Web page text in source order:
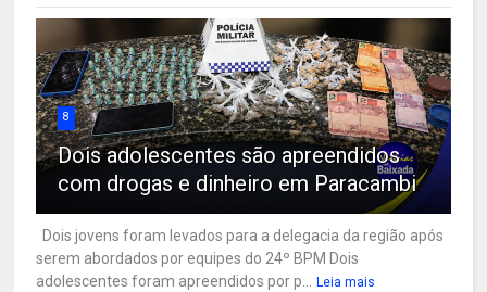
8
Dois adolescentes são apreendidos
com drogas e dinheiro em Paracambi
Dois jovens foram levados para a delegacia da região após
serem abordados por equipes do 24º BPM Dois
adolescentes foram apreendidos por p...
Leia mais